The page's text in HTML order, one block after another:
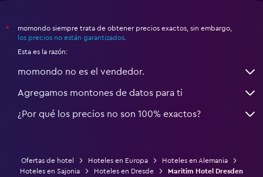
*
momondo siempre trata de obtener precios exactos, sin embargo,
los precios no están garantizados
Esta es la razón:
momondo no es el vendedor.
Agregamos montones de datos para ti
¿Por qué los precios no son 100% exactos?
Ofertas de hotel Hoteles en Europa
Hoteles en Alemania
Hoteles en Sajonia
Hoteles en Dresde Maritim Hotel Dresden